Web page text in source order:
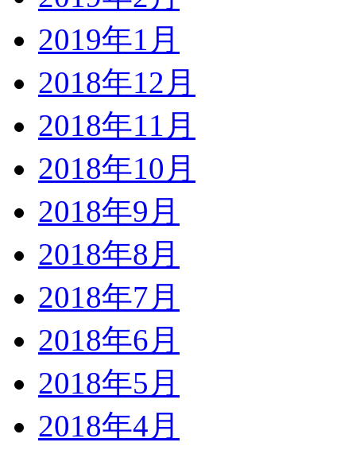
2019年1月
2018年12月
2018年11月
2018年10月
2018年9月
2018年8月
2018年7月
2018年6月
2018年5月
2018年4月